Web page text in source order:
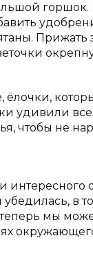
горшок.
Прижать
удивили
чтобы не
интересного
в
мы